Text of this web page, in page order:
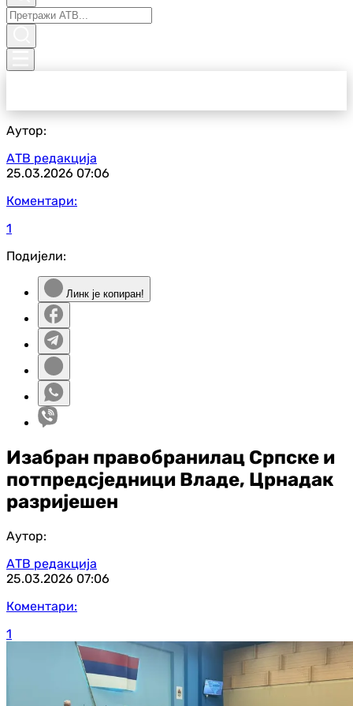
Аутор:
АТВ редакција
25.03.2026 07:06
Коментари:
1
Подијели:
Линк је копиран!
Изабран правобранилац Српске и
потпредсједници Владе, Црнадак
разријешен
Аутор:
АТВ редакција
25.03.2026 07:06
Коментари:
1